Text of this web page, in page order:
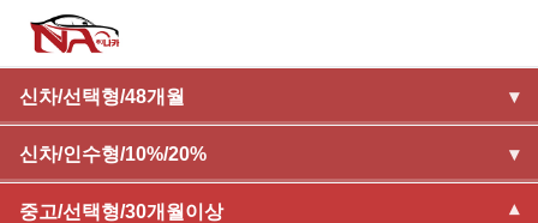
신차/선택형/48개월 ▾
신차/인수형/10%/20% ▾
중고/선택형/30개월이상 ▾